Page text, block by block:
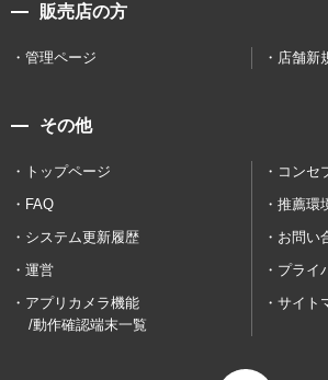
販売店の方
管理ページ 店舗新
その他
トップページ
コンセ
FAQ
推薦環
システム更新履歴
お問い
運営
プライ
アプリカメラ機能
/動作確認端末一覧
サイト